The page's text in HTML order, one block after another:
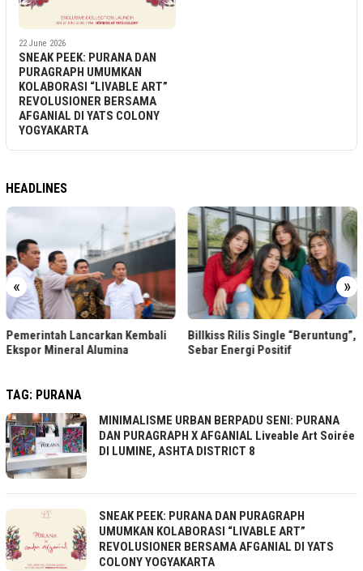
22 June 2026
SNEAK PEEK: PURANA DAN
PURAGRAPH UMUMKAN
KOLABORASI “LIVABLE ART”
REVOLUSIONER BERSAMA
AFGANIAL DI YATS COLONY
YOGYAKARTA
HEADLINES
« »
Pemerintah Lancarkan Kembali
Ekspor Mineral Alumina
Billkiss Rilis Single “Beruntung”,
Sebar Energi Positif
TAG: PURANA
MINIMALISME URBAN BERPADU SENI: PURANA
DAN PURAGRAPH X AFGANIAL Liveable Art Soirée
DI LUMINE, ASHTA DISTRICT 8
SNEAK PEEK: PURANA DAN PURAGRAPH
UMUMKAN KOLABORASI “LIVABLE ART”
REVOLUSIONER BERSAMA AFGANIAL DI YATS
COLONY YOGYAKARTA